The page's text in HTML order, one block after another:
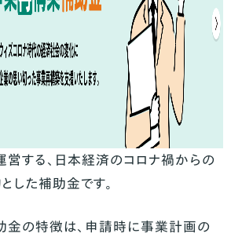
する、日本経済のコロナ禍からの
した補助金です。
の特徴は、申請時に事業計画の